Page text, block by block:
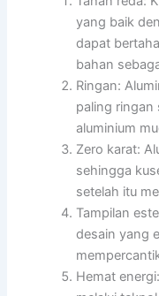
yang baik
dapat
bahan
Ringan:
paling ringan
aluminium
Zero karat:
sehingga
setelah itu
Tampilan
desain yang
Hemat